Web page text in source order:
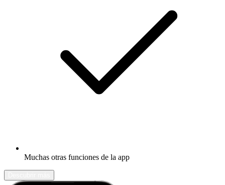
Muchas otras funciones de la app